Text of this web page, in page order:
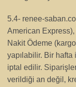
5.4- renee-
American
Nakit Ödeme (kargo
yapılabilir. Bir
iptal edilir.
verildiği an değil,